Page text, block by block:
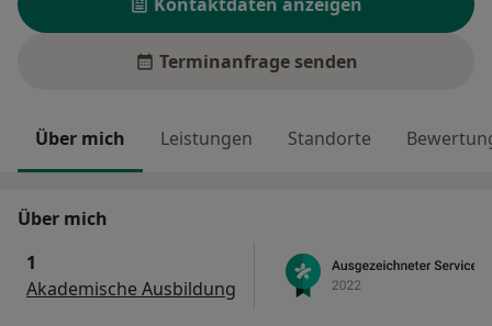
Terminanfrage senden
Über mich Leistungen Standorte
Über mich
1
Akademische Ausbildung